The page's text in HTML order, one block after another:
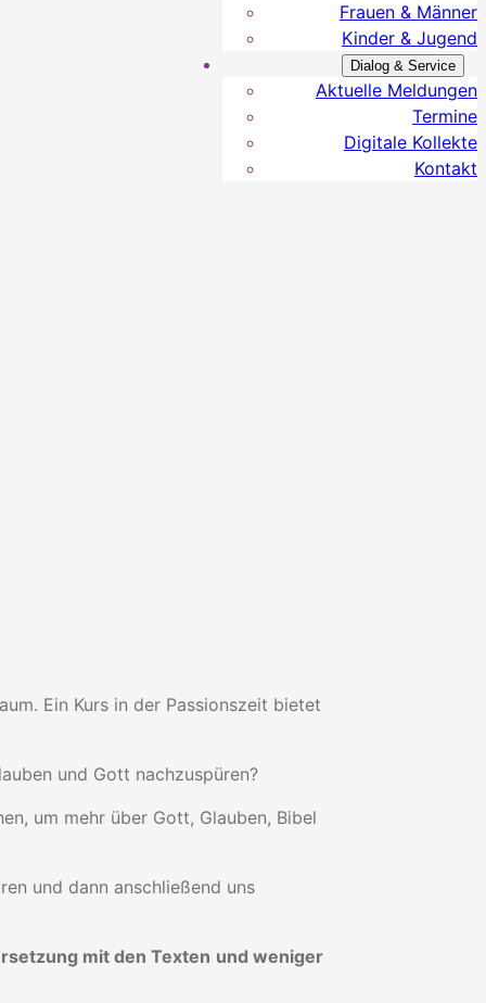
Frauen & Männer
Kinder & Jugend
Dialog & Service
Aktuelle Meldungen
Termine
Digitale Kollekte
Kontakt
Ein Kurs in der Passionszeit bietet
und Gott nachzuspüren?
um mehr über Gott, Glauben, Bibel
und dann anschließend uns
mit den Texten und weniger